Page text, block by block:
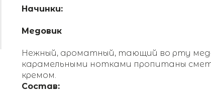
Начинки:
Медовик
Нежный, ароматный, тающий во рту
карамельными нотками пропитаны
кремом.
Состав: